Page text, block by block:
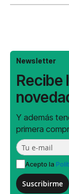
Newsletter
Recibe
Y además
primera
Acepto la
Suscribirme